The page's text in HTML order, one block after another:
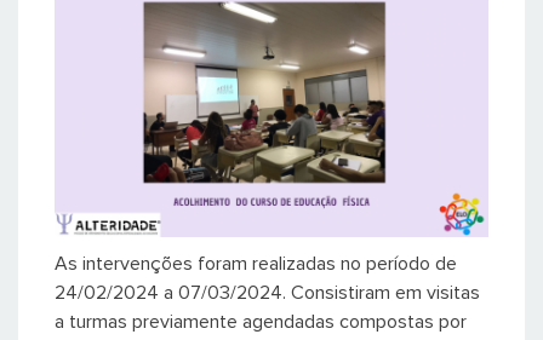
As intervenções foram realizadas no período de
24/02/2024 a 07/03/2024. Consistiram em visitas
a turmas previamente agendadas compostas por